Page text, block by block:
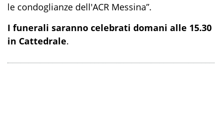
le condoglianze dell'ACR Messina”.
I funerali saranno celebrati domani alle 15.30
in Cattedrale.